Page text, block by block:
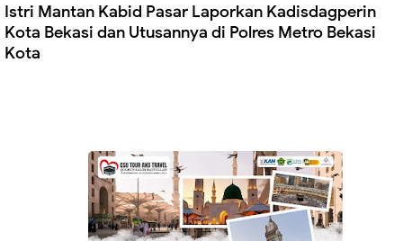
Istri Mantan Kabid Pasar Laporkan Kadisdagperin
Kota Bekasi dan Utusannya di Polres Metro Bekasi
Kota